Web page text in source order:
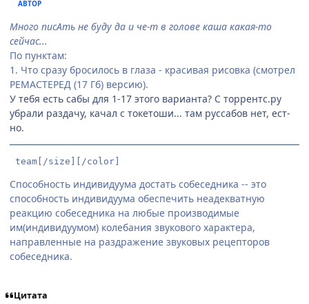
АВТОР
Много писАть не буду да и че-т в голове каша какая-то
сейчас...
По пунктам:
1. Что сразу бросилось в глаза - красивая рисовка (смотрел
РЕМАСТЕРЕД (17 Гб) версию).
У тебя есть сабы для 1-17 этого варианта? С торрентс.ру
убрали раздачу, качал с токетоши... там руссабов нет, ест-
но.
team[/size][/color]
Способность индивидуума достать собеседника -- это
способность индивидуума обеспечить неадекватную
реакцию собеседника на любые производимые
им(индивидуумом) колебания звукового характера,
направленные на раздражение звуковых рецепторов
собеседника.
Цитата